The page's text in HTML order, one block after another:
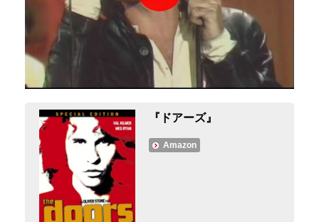
『ドアーズ』
Amazon